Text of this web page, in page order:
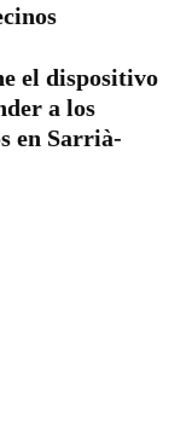
el dispositivo
a los
en Sarrià-